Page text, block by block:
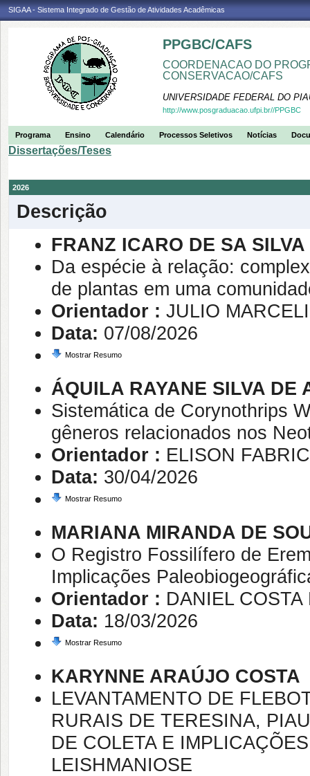
SIGAA - Sistema Integrado de Gestão de Atividades Acadêmicas
PPGBC/CAFS
COORDENACAO DO
CONSERVACAO/CAFS
UNIVERSIDADE FEDERAL DO
http://www.posgraduacao.ufpi.br//PPGBC
Programa Ensino Calendário Processos Seletivos Notícias
Dissertações/Teses
2026
Descrição
FRANZ ICARO DE SA SILVA
Da espécie à relação:
de plantas em uma
Orientador : JULIO
Data: 07/08/2026
Mostrar Resumo
ÁQUILA RAYANE SILVA DE
Sistemática de Corynothrips
gêneros relacionados nos
Orientador : ELISON
Data: 30/04/2026
Mostrar Resumo
MARIANA MIRANDA DE
O Registro Fossilífero de
Implicações
Orientador : DANIEL
Data: 18/03/2026
Mostrar Resumo
KARYNNE ARAÚJO COSTA
LEVANTAMENTO DE
RURAIS DE TERESINA,
DE COLETA E
LEISHMANIOSE